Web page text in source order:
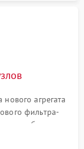
агрегата
фильтра-
обдува,
петель.